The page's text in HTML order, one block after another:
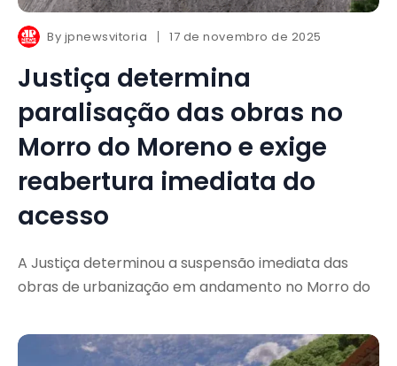
By jpnewsvitoria 17 de novembro de 2025
Justiça determina
paralisação das obras no
Morro do Moreno e exige
reabertura imediata do
acesso
A Justiça determinou a suspensão imediata das
obras de urbanização em andamento no Morro do